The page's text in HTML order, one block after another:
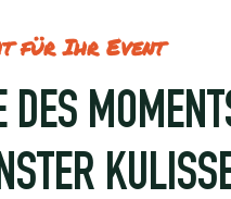
für Ihr Event
DES